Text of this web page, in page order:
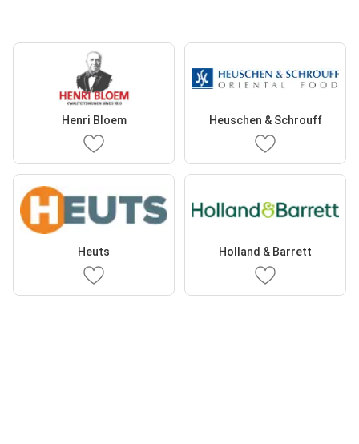
Henri Bloem Heuschen & Schrouff
Heuts Holland & Barrett